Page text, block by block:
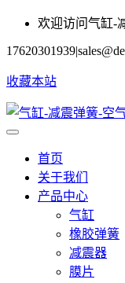
欢迎访问气缸-
17620301939|
收藏本站
首页
关于我们
产品中心
气缸
橡胶弹簧
减震器
膜片